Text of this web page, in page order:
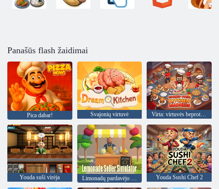
Panašūs flash žaidimai
Pica dabar! Svajonių virtuvė Virta: virtuvės beprotybė
Youda suši virėja Youda Sushi Chef 2